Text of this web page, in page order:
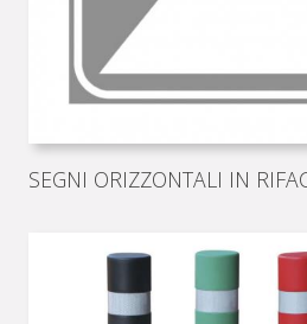
SEGNI ORIZZONTALI IN